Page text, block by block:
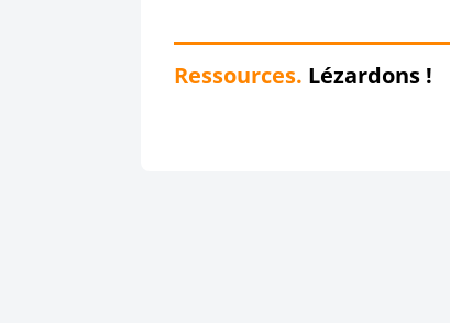
Ressources. Lézardons !